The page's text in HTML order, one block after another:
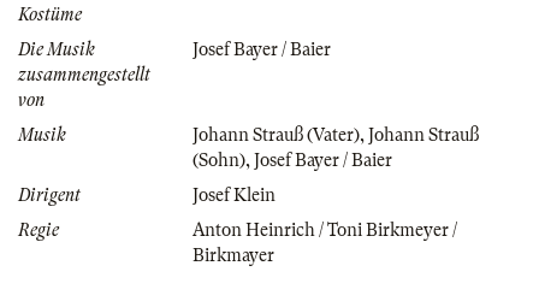
Kostüme
Die Musik
zusammengestellt
von
Josef Bayer / Baier
Musik Johann Strauß (Vater), Johann Strauß
(Sohn), Josef Bayer / Baier
Dirigent
Josef Klein
Regie
Anton Heinrich / Toni Birkmeyer /
Birkmayer